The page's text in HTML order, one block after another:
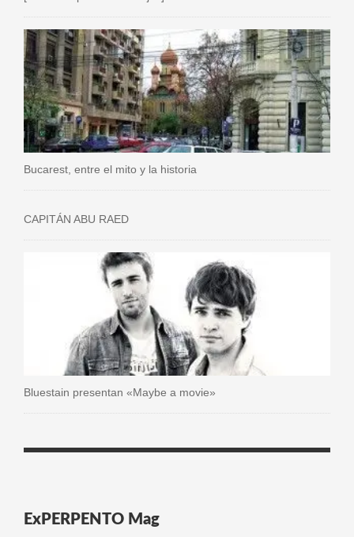
Bucarest, entre el mito y la historia
CAPITÁN ABU RAED
Bluestain presentan «Maybe a movie»
ExPERPENTO Mag